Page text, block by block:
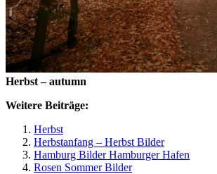
Herbst – autumn
Weitere Beiträge:
Herbst
Herbstanfang – Herbst Bilder
Hamburg Bilder Hamburger Hafen
Rosen Sommer Bilder